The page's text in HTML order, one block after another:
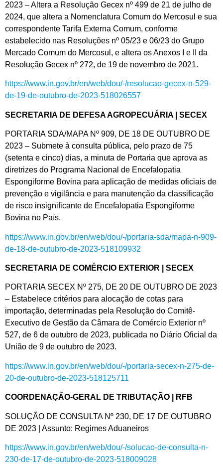
2023 – Altera a Resolução Gecex nº 499 de 21 de julho de
2024, que altera a Nomenclatura Comum do Mercosul e sua
correspondente Tarifa Externa Comum, conforme
estabelecido nas Resoluções nº 05/23 e 06/23 do Grupo
Mercado Comum do Mercosul, e altera os Anexos I e II da
Resolução Gecex nº 272, de 19 de novembro de 2021.
https://www.in.gov.br/en/web/dou/-/resolucao-gecex-n-529-
de-19-de-outubro-de-2023-518026557
SECRETARIA DE DEFESA AGROPECUÁRIA | SECEX
PORTARIA SDA/MAPA Nº 909, DE 18 DE OUTUBRO DE
2023 – Submete à consulta pública, pelo prazo de 75
(setenta e cinco) dias, a minuta de Portaria que aprova as
diretrizes do Programa Nacional de Encefalopatia
Espongiforme Bovina para aplicação de medidas oficiais de
prevenção e vigilância e para manutenção da classificação
de risco insignificante de Encefalopatia Espongiforme
Bovina no País.
https://www.in.gov.br/en/web/dou/-/portaria-sda/mapa-n-909-
de-18-de-outubro-de-2023-518109932
SECRETARIA DE COMÉRCIO EXTERIOR | SECEX
PORTARIA SECEX Nº 275, DE 20 DE OUTUBRO DE 2023
– Estabelece critérios para alocação de cotas para
importação, determinadas pela Resolução do Comitê-
Executivo de Gestão da Câmara de Comércio Exterior nº
527, de 6 de outubro de 2023, publicada no Diário Oficial da
União de 9 de outubro de 2023.
https://www.in.gov.br/en/web/dou/-/portaria-secex-n-275-de-
20-de-outubro-de-2023-518125711
COORDENAÇÃO-GERAL DE TRIBUTAÇÃO | RFB
SOLUÇÃO DE CONSULTA Nº 230, DE 17 DE OUTUBRO
DE 2023 | Assunto: Regimes Aduaneiros
https://www.in.gov.br/en/web/dou/-/solucao-de-consulta-n-
230-de-17-de-outubro-de-2023-518009028